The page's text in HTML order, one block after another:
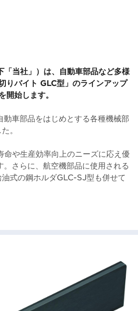
当社」）は、自動車部品など多様
りバイト GLC型」のラインアップ
始します。
車部品をはじめとする各種機械部
。
や生産効率向上のニーズに応え優
さらに、航空機部品に使用される
式の鋼ホルダGLC-SJ型も併せて